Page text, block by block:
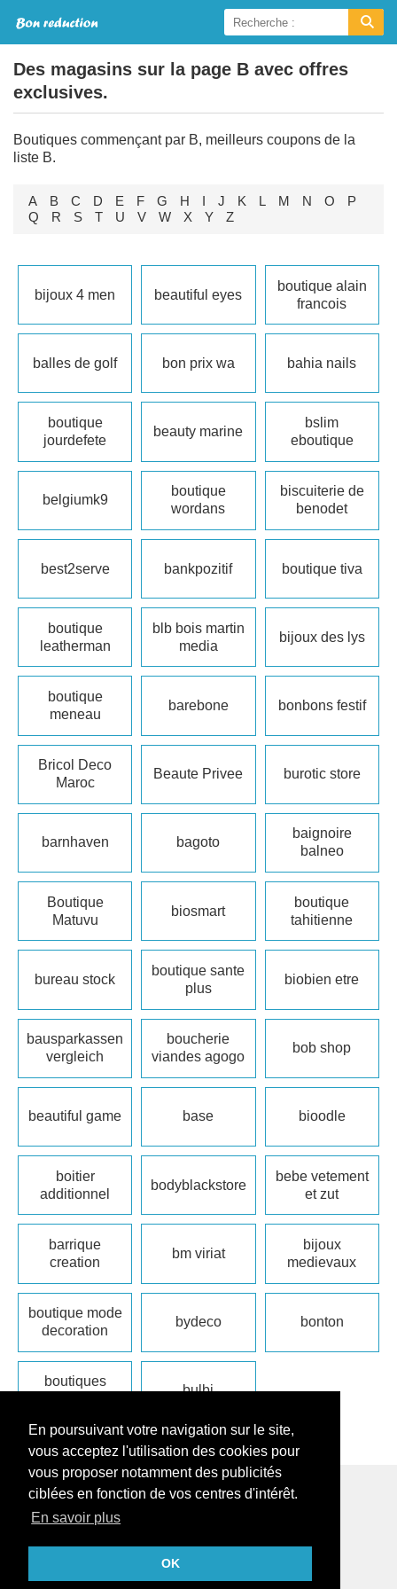
En poursuivant votre navigation sur le site,
vous acceptez l'utilisation des cookies pour
vous proposer notamment des publicités
ciblées en fonction de vos centres d'intérêt.
En savoir plus
OK
Des magasins sur la page B avec offres
exclusives.
Boutiques commençant par B, meilleurs coupons de la
liste B.
A B C D E F G H I J K L M N O
P
Q
R S T U V W X Y Z
bijoux 4 men beautiful eyes
boutique alain
francois
balles de golf bon prix wa bahia nails
boutique
jourdefete
beauty marine
bslim
eboutique
belgiumk9
boutique
wordans
biscuiterie de
benodet
best2serve bankpozitif boutique tiva
boutique
leatherman
blb bois martin
media
bijoux des lys
boutique
meneau
barebone bonbons festif
Bricol Deco
Maroc
Beaute Privee burotic store
barnhaven bagoto
baignoire
balneo
Boutique
Matuvu
biosmart
boutique
tahitienne
bureau stock
boutique sante
plus
biobien etre
bausparkassen
vergleich
boucherie
viandes agogo
bob shop
beautiful game base bioodle
boitier
additionnel
bodyblackstore
bebe vetement
et zut
barrique
creation
bm viriat
bijoux
medievaux
boutique mode
decoration
bydeco bonton
boutiques
bulbi